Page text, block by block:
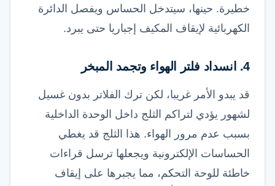
خطيرة. حينها، سيتدخل الحساس ويفصل الدائرة
الكهربائية لإيقاف المكيف إجباريا حتى يبرد.
4. انسداد فلتر الهواء وتجمد المبخر
قد يبدو الأمر غريبا، لكن ترك الفلاتر بدون غسيل
لشهور يؤدي لتراكم الثلج داخل الوحدة الداخلية
بسبب عدم مرور الهواء. هذا الثلج قد يغطي
الحساسات الإلكترونية ويجعلها ترسل قراءات
خاطئة للوحة التحكم، مما يجبرها على إيقاف